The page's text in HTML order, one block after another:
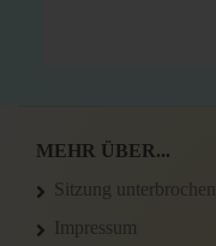
MEHR ÜBER...
Sitzung unterbrochen
Impressum